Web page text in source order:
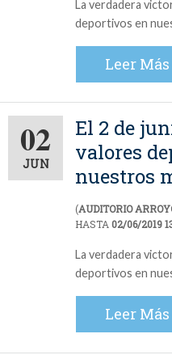
La verdadera
deportivos en
Leer Más
02
JUN
El 2 de
valores
nuestros
(AUDITORIO
HASTA02/06/2019
La verdadera
deportivos en
Leer Más